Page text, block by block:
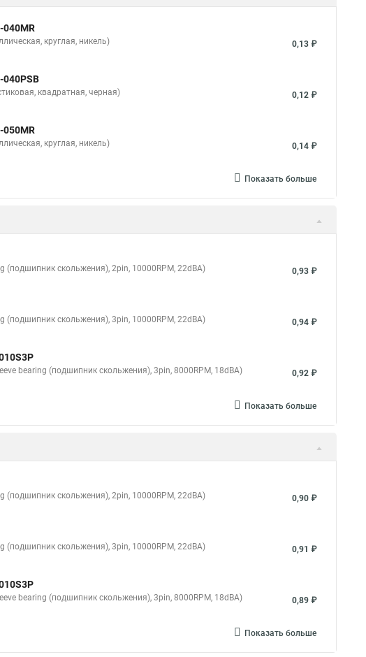
040MR
круглая, никель) 0,13 ₽
040PSB
квадратная, черная) 0,12 ₽
050MR
круглая, никель) 0,14 ₽
Показать больше
(подшипник скольжения), 2pin, 10000RPM, 22dBA) 0,93 ₽
(подшипник скольжения), 3pin, 10000RPM, 22dBA) 0,94 ₽
bearing (подшипник скольжения), 3pin, 8000RPM, 18dBA) 0,92 ₽
Показать больше
(подшипник скольжения), 2pin, 10000RPM, 22dBA) 0,90 ₽
(подшипник скольжения), 3pin, 10000RPM, 22dBA) 0,91 ₽
bearing (подшипник скольжения), 3pin, 8000RPM, 18dBA) 0,89 ₽
Показать больше